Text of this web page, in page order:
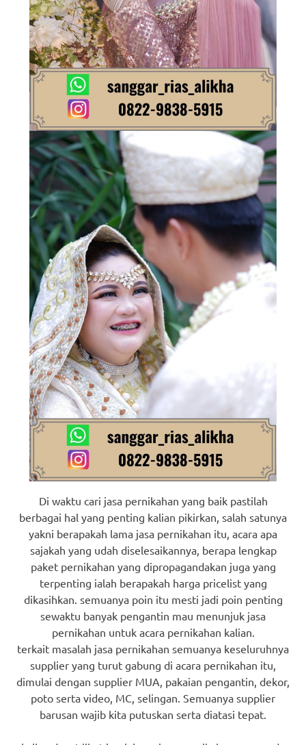
Di waktu cari jasa pernikahan yang baik pastilah
berbagai hal yang penting kalian pikirkan, salah satunya
yakni berapakah lama jasa pernikahan itu, acara apa
sajakah yang udah diselesaikannya, berapa lengkap
paket pernikahan yang dipropagandakan juga yang
terpenting ialah berapakah harga pricelist yang
dikasihkan. semuanya poin itu mesti jadi poin penting
sewaktu banyak pengantin mau menunjuk jasa
pernikahan untuk acara pernikahan kalian.
terkait masalah jasa pernikahan semuanya keseluruhnya
supplier yang turut gabung di acara pernikahan itu,
dimulai dengan supplier MUA, pakaian pengantin, dekor,
poto serta video, MC, selingan. Semuanya supplier
barusan wajib kita putuskan serta diatasi tepat.